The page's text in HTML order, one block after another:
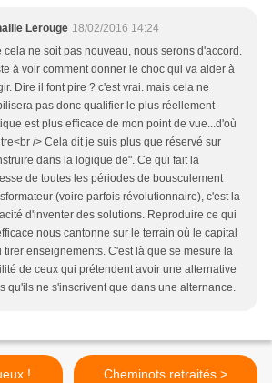
Lerouge 18/02/2016 14:24
cela ne soit pas nouveau, nous serons d'accord.
à voir comment donner le choc qui va aider à
Dire il font pire ? c'est vrai. mais cela ne
pas donc qualifier le plus réellement
est plus efficace de mon point de vue...d'où
/> Cela dit je suis plus que réservé sur
dans la logique de". Ce qui fait la
de toutes les périodes de bousculement
(voire parfois révolutionnaire), c'est la
d'inventer des solutions. Reproduire ce qui
nous cantonne sur le terrain où le capital
tirer enseignements. C'est là que se mesure la
de ceux qui prétendent avoir une alternative
qu'ils ne s'inscrivent que dans une alternance.
Cheminots retraités >